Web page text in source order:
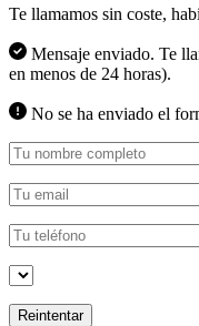
Te llamamos sin coste,
Mensaje enviado. Te
en menos de 24 horas).
No se ha enviado el
Reintentar